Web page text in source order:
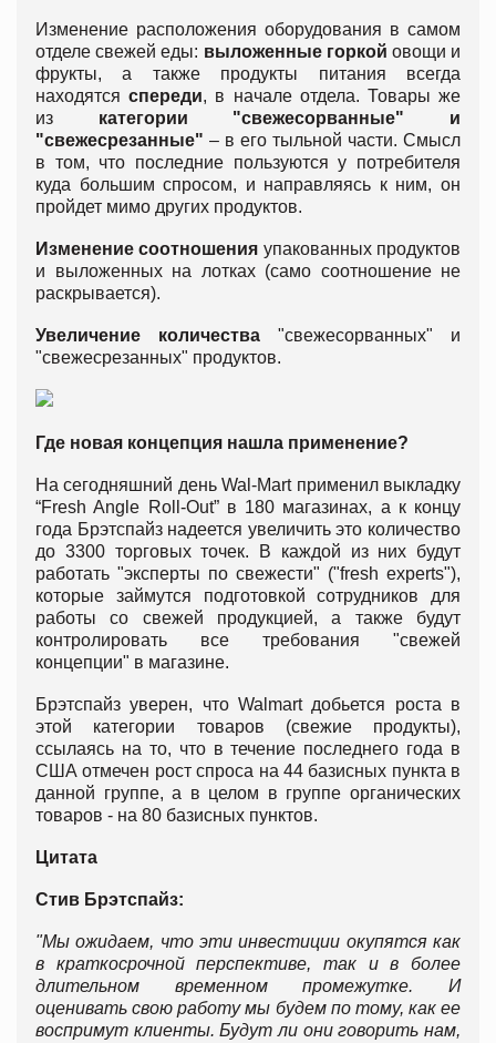
Изменение расположения оборудования в самом
отделе свежей еды: выложенные горкой овощи и
фрукты, а также продукты питания всегда
находятсяспереди, в начале отдела. Товары же
из категории "свежесорванные" и
"свежесрезанные" – в его тыльной части. Смысл
в том, что последние пользуются у потребителя
куда большим спросом, и направляясь к ним, он
пройдет мимо других продуктов.
Изменение соотношения упакованных продуктов
и выложенных на лотках (само соотношение не
раскрывается).
Увеличение количества "свежесорванных" и
"свежесрезанных" продуктов.
Где новая концепция нашла применение?
На сегодняшний день Wal-Mart применил выкладку
“Fresh Angle Roll-Out” в 180 магазинах, а к концу
года Брэтспайз надеется увеличить это количество
до 3300 торговых точек. В каждой из них будут
работать "эксперты по свежести" ("fresh experts"),
которые займутся подготовкой сотрудников для
работы со свежей продукцией, а также будут
контролировать все требования "свежей
концепции" в магазине.
Брэтспайз уверен, что Walmart добьется роста в
этой категории товаров (свежие продукты),
ссылаясь на то, что в течение последнего года в
США отмечен рост спроса на 44 базисных пункта в
данной группе, а в целом в группе органических
товаров - на 80 базисных пунктов.
Цитата
Стив Брэтспайз:
"Мы ожидаем, что эти инвестиции окупятся как
в краткосрочной перспективе, так и в более
длительном временном промежутке. И
оценивать свою работу мы будем по тому, как ее
воспримут клиенты. Будут ли они говорить нам,